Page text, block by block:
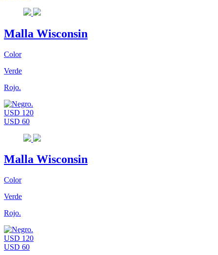
Malla Wisconsin
Color
Verde
Rojo.
USD 120
USD 60
Malla Wisconsin
Color
Verde
Rojo.
USD 120
USD 60